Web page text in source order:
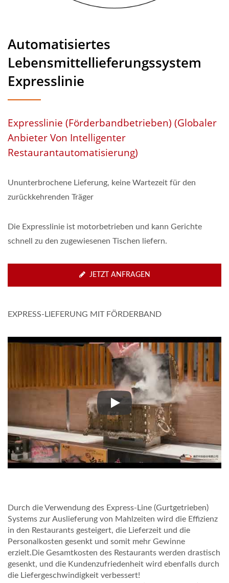
Automatisiertes
Lebensmittellieferungssystem
Expresslinie
Expresslinie (Förderbandbetrieben) (Globaler
Anbieter Von Intelligenter
Restaurantautomatisierung)
Ununterbrochene Lieferung, keine Wartezeit für den
zurückkehrenden Träger
Die Expresslinie ist motorbetrieben und kann Gerichte
schnell zu den zugewiesenen Tischen liefern.
JETZT ANFRAGEN
EXPRESS-LIEFERUNG MIT FÖRDERBAND
EXPRESS-LIEFERUNG MIT
Durch die Verwendung des Express-Line (Gurtgetrieben)
Systems zur Auslieferung von Mahlzeiten wird die Effizienz
in den Restaurants gesteigert, die Lieferzeit und die
Personalkosten gesenkt und somit mehr Gewinne
erzielt.Die Gesamtkosten des Restaurants werden drastisch
gesenkt, und die Kundenzufriedenheit wird ebenfalls durch
die Liefergeschwindigkeit verbessert!